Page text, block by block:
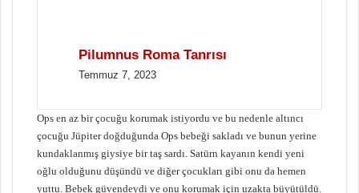
Pilumnus Roma Tanrısı
Temmuz 7, 2023
Ops en az bir çocuğu korumak istiyordu ve bu nedenle altıncı
çocuğu Jüpiter doğduğunda Ops bebeği sakladı ve bunun yerine
kundaklanmış giysiye bir taş sardı. Satürn kayanın kendi yeni
oğlu olduğunu düşündü ve diğer çocukları gibi onu da hemen
yuttu. Bebek güvendeydi ve onu korumak için uzakta büyütüldü.